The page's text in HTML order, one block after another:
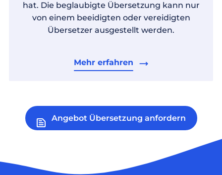
hat. Die beglaubigte Übersetzung kann nur
von einem beeidigten oder vereidigten
Übersetzer ausgestellt werden.
Mehr erfahren
Angebot Übersetzung anfordern